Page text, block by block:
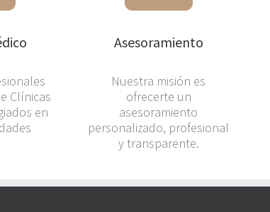
Clínicas
en
Asesoramiento
Nuestra misión es
ofrecerte un
asesoramiento
personalizado, profesional
y transparente.